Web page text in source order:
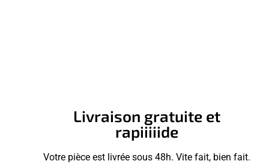
Livraison gratuite et
rapiiiiide
Votre pièce est livrée sous 48h. Vite fait, bien fait.